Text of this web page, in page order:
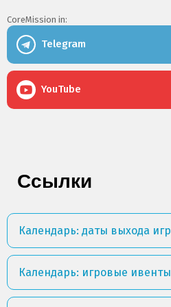
CoreMission in:
Telegram
YouTube
Ссылки
Календарь: даты выхода игр
Календарь: игровые ивенты